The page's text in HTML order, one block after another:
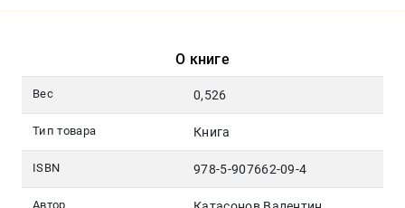
О книге
Вес 0,526
Тип товара Книга
ISBN 978-5-907662-09-4
Автор